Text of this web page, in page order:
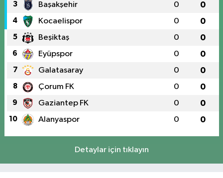
3 Başakşehir 0 0
4 Kocaelispor 0 0
5 Beşiktaş 0 0
6 Eyüpspor 0 0
7 Galatasaray 0 0
8 Çorum FK 0 0
9 Gaziantep FK 0 0
10 Alanyaspor 0 0
Detaylar için tıklayın